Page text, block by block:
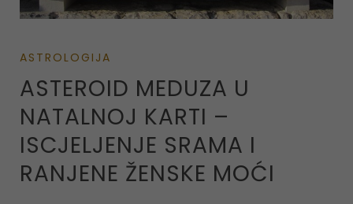
ASTROLOGIJA
ASTEROID MEDUZA U
NATALNOJ KARTI –
ISCJELJENJE SRAMA I
RANJENE ŽENSKE MOĆI